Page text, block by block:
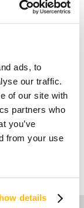
ads, to
our traffic.
of our site with
partners who
you’ve
from your use
details
246m